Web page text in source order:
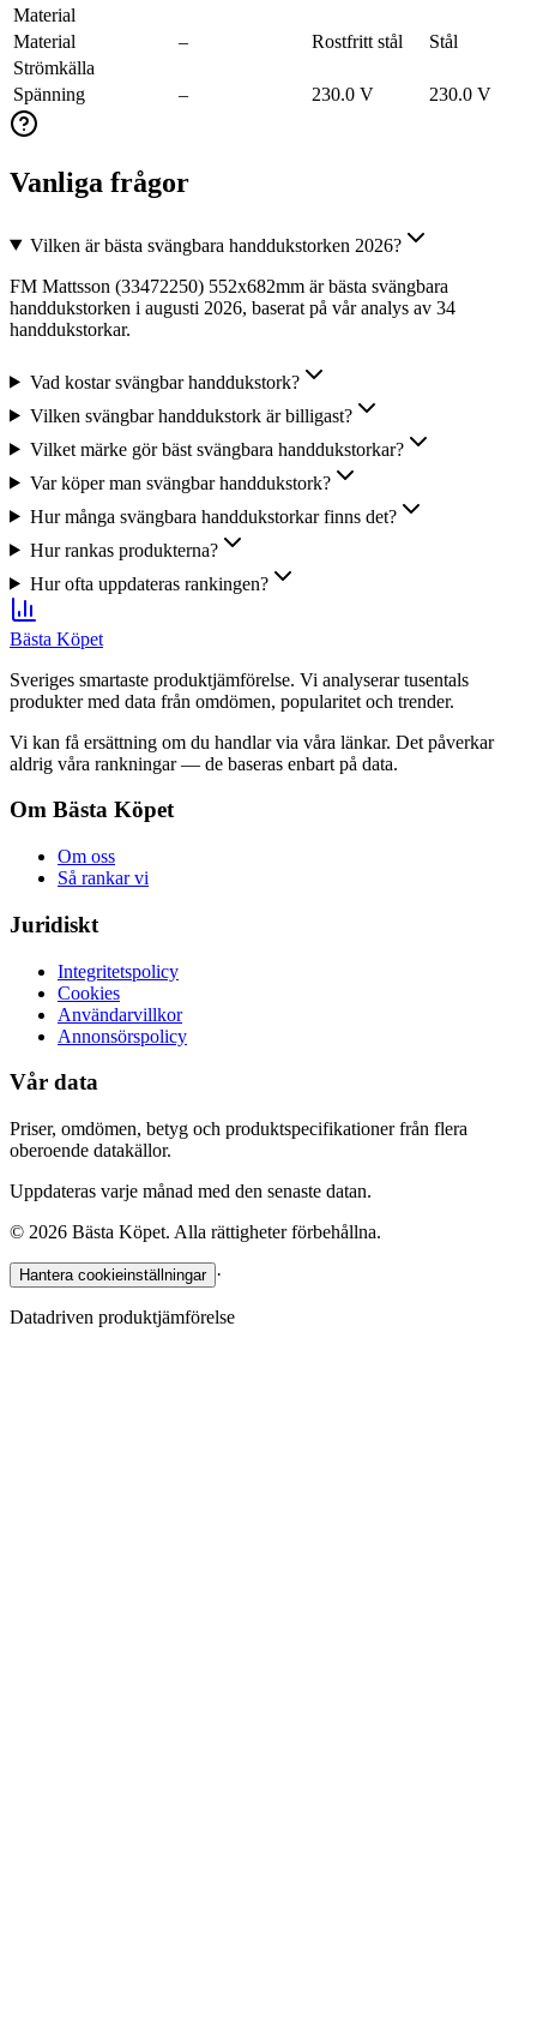
Material
Material
– Rostfritt stål
Stål
Strömkälla
Spänning
– 230.0 V 230.0 V
Vanliga frågor
Vilken är bästa svängbara handdukstorken 2026?
FM Mattsson (33472250) 552x682mm är bästa svängbara
handdukstorken i augusti 2026, baserat på vår analys av 34
handdukstorkar.
Vad kostar svängbar handdukstork?
Vilken svängbar handdukstork är billigast?
Vilket märke gör bäst svängbara handdukstorkar?
Var köper man svängbar handdukstork?
Hur många svängbara handdukstorkar finns det?
Hur rankas produkterna?
Hur ofta uppdateras rankingen?
Bästa Köpet
Sveriges smartaste produktjämförelse. Vi analyserar tusentals
produkter med data från omdömen, popularitet och trender.
Vi kan få ersättning om du handlar via våra länkar. Det påverkar
aldrig våra rankningar — de baseras enbart på data.
Om Bästa Köpet
Om oss
Så rankar vi
Juridiskt
Integritetspolicy
Cookies
Användarvillkor
Annonsörspolicy
Vår data
Priser, omdömen, betyg och produktspecifikationer från flera
oberoende datakällor.
Uppdateras varje månad med den senaste datan.
© 2026 Bästa Köpet. Alla rättigheter förbehållna.
Hantera cookieinställningar ·
Datadriven produktjämförelse